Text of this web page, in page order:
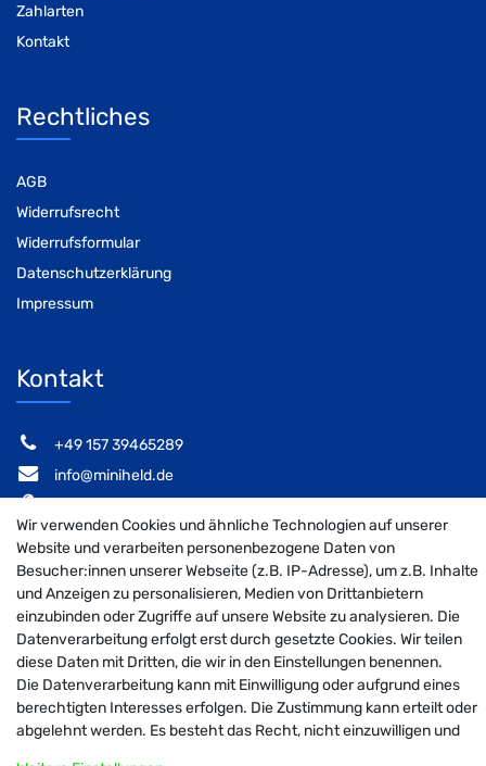
Zahlarten
Kontakt
Rechtliches
AGB
Widerrufsrecht
Widerrufsformular
Datenschutzerklärung
Impressum
Kontakt
‭+49 157 39465289‬
info@miniheld.de
MiniHeld B2B auf Facebook
MiniHeld B2B auf Instagram!
MiniHeld B2B auf Pintarest
© 2026 MiniHeld B2B
| Design by neoprisma
Alle Preise inkl. MwSt., zzgl. Versandkosten
Wir verwenden Cookies und ähnliche Technologien auf unserer
Website und verarbeiten personenbezogene Daten von
Besucher:innen unserer Webseite (z.B. IP-Adresse), um z.B. Inhalte
und Anzeigen zu personalisieren, Medien von Drittanbietern
einzubinden oder Zugriffe auf unsere Website zu analysieren. Die
Datenverarbeitung erfolgt erst durch gesetzte Cookies. Wir teilen
diese Daten mit Dritten, die wir in den Einstellungen benennen.
Die Datenverarbeitung kann mit Einwilligung oder aufgrund eines
berechtigten Interesses erfolgen. Die Zustimmung kann erteilt oder
abgelehnt werden. Es besteht das Recht, nicht einzuwilligen und